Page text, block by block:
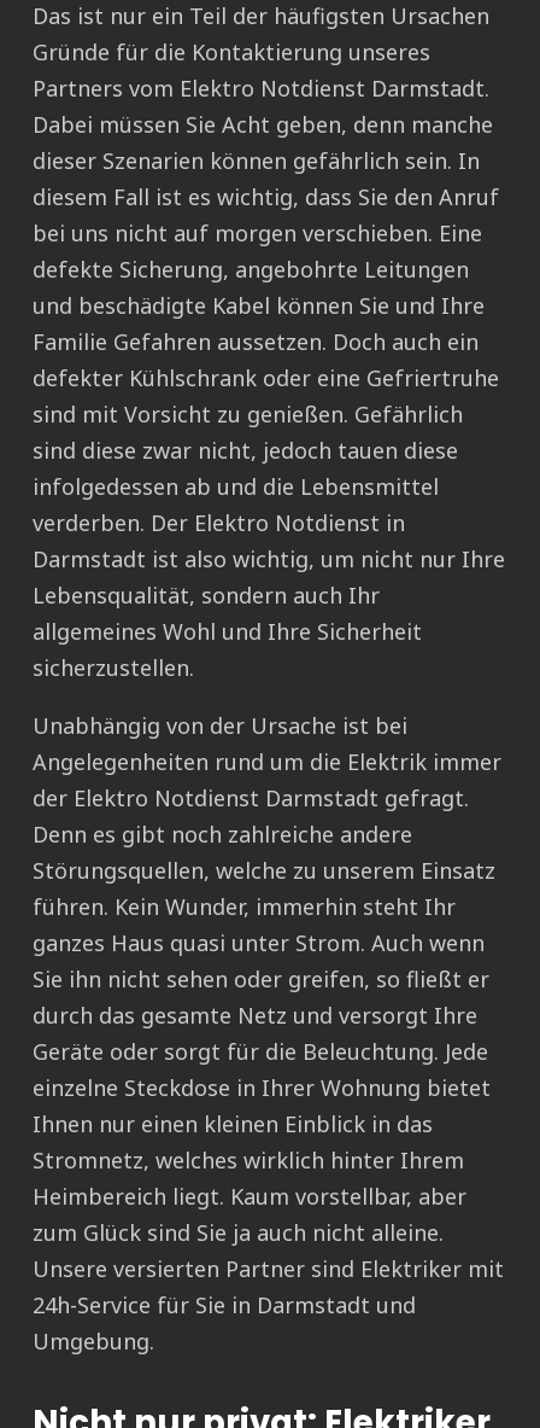
Das ist nur ein Teil der häufigsten Ursachen
Gründe für die Kontaktierung unseres
Partners vom Elektro Notdienst Darmstadt.
Dabei müssen Sie Acht geben, denn manche
dieser Szenarien können gefährlich sein. In
diesem Fall ist es wichtig, dass Sie den Anruf
bei uns nicht auf morgen verschieben. Eine
defekte Sicherung, angebohrte Leitungen
und beschädigte Kabel können Sie und Ihre
Familie Gefahren aussetzen. Doch auch ein
defekter Kühlschrank oder eine Gefriertruhe
sind mit Vorsicht zu genießen. Gefährlich
sind diese zwar nicht, jedoch tauen diese
infolgedessen ab und die Lebensmittel
verderben. Der Elektro Notdienst in
Darmstadt ist also wichtig, um nicht nur Ihre
Lebensqualität, sondern auch Ihr
allgemeines Wohl und Ihre Sicherheit
sicherzustellen.
Unabhängig von der Ursache ist bei
Angelegenheiten rund um die Elektrik immer
der Elektro Notdienst Darmstadt gefragt.
Denn es gibt noch zahlreiche andere
Störungsquellen, welche zu unserem Einsatz
führen. Kein Wunder, immerhin steht Ihr
ganzes Haus quasi unter Strom. Auch wenn
Sie ihn nicht sehen oder greifen, so fließt er
durch das gesamte Netz und versorgt Ihre
Geräte oder sorgt für die Beleuchtung. Jede
einzelne Steckdose in Ihrer Wohnung bietet
Ihnen nur einen kleinen Einblick in das
Stromnetz, welches wirklich hinter Ihrem
Heimbereich liegt. Kaum vorstellbar, aber
zum Glück sind Sie ja auch nicht alleine.
Unsere versierten Partner sind Elektriker mit
24h-Service für Sie in Darmstadt und
Umgebung.